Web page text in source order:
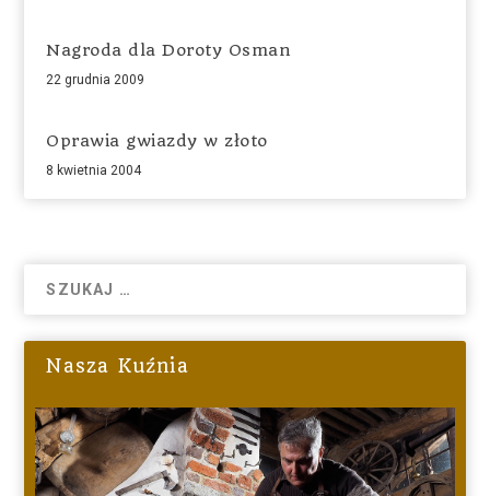
Nagroda dla Doroty Osman
22 grudnia 2009
Oprawia gwiazdy w złoto
8 kwietnia 2004
Nasza Kuźnia